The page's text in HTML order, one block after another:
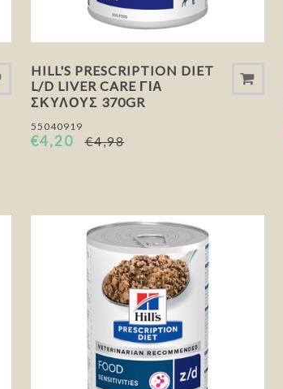
HILL'S PRESCRIPTION DIET
L/D LIVER CARE ΓΙΑ
ΣΚΎΛΟΥΣ 370GR
55040919
€4,20 €4,98